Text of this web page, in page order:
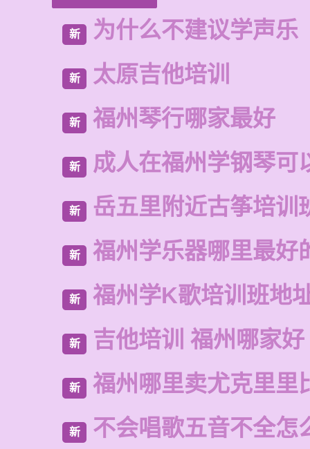
新 为什么不建议学声乐
新 太原吉他培训
新 福州琴行哪家最好
新 成人在福州学钢琴可
新 岳五里附近古筝培训
新 福州学乐器哪里最好
新 福州学K歌培训班地
新 吉他培训 福州哪家好
新 福州哪里卖尤克里里
新 不会唱歌五音不全怎